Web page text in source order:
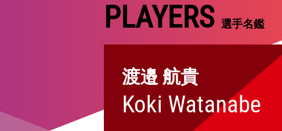
PLAYERS 選手名鑑
渡邉 航貴
Koki Watanabe